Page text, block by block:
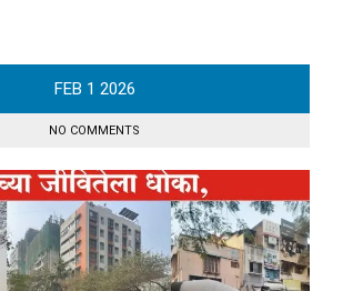
FEB 1 2026
NO COMMENTS